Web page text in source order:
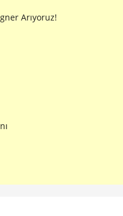
Arıyoruz!